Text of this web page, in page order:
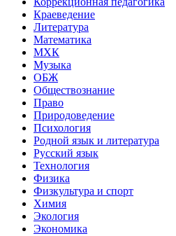
Краеведение
Литература
Математика
МХК
Музыка
ОБЖ
Обществознание
Право
Природоведение
Психология
Родной язык и литература
Русский язык
Технология
Физика
Физкультура и спорт
Химия
Экология
Экономика